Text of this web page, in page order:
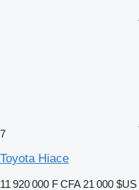
7
Toyota Hiace
11 920 000 F CFA 21 000 $US